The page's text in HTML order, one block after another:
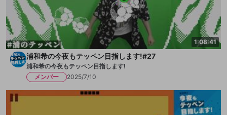
1:08:41
浦和希の今夜もテッペン目指します!#27
浦和希の今夜もテッペン目指します!
メンバー
2025/7/10